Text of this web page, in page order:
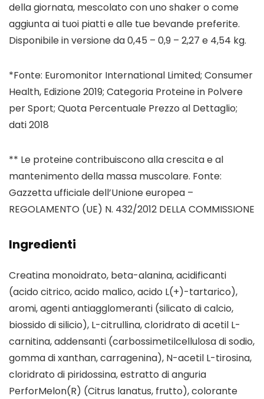
della giornata, mescolato con uno shaker o come
aggiunta ai tuoi piatti e alle tue bevande preferite.
Disponibile in versione da 0,45 – 0,9 – 2,27 e 4,54 kg.
*Fonte: Euromonitor International Limited; Consumer
Health, Edizione 2019; Categoria Proteine in Polvere
per Sport; Quota Percentuale Prezzo al Dettaglio;
dati 2018
** Le proteine contribuiscono alla crescita e al
mantenimento della massa muscolare. Fonte:
Gazzetta ufficiale dell’Unione europea –
REGOLAMENTO (UE) N. 432/2012 DELLA COMMISSIONE
Ingredienti
Creatina monoidrato, beta-alanina, acidificanti
(acido citrico, acido malico, acido L(+)-tartarico),
aromi, agenti antiagglomeranti (silicato di calcio,
biossido di silicio), L-citrullina, cloridrato di acetil L-
carnitina, addensanti (carbossimetilcellulosa di sodio,
gomma di xanthan, carragenina), N-acetil L-tirosina,
cloridrato di piridossina, estratto di anguria
PerforMelon(R) (Citrus lanatus, frutto), colorante